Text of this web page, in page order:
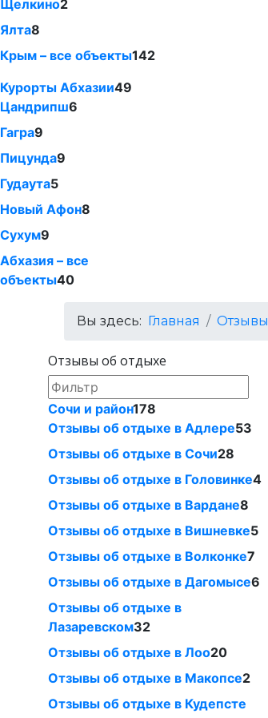
Щелкино2
Ялта8
Крым – все объекты142
Курорты Абхазии49
Цандрипш6
Гагра9
Пицунда9
Гудаута5
Новый Афон8
Сухум9
Абхазия – все
объекты40
Вы здесь: Главная Отзывы
Отзывы об отдыхе
Сочи и район178
Отзывы об отдыхе в Адлере53
Отзывы об отдыхе в Сочи28
Отзывы об отдыхе в Головинке4
Отзывы об отдыхе в Вардане8
Отзывы об отдыхе в Вишневке5
Отзывы об отдыхе в Волконке7
Отзывы об отдыхе в Дагомысе6
Отзывы об отдыхе в
Лазаревском32
Отзывы об отдыхе в Лоо20
Отзывы об отдыхе в Макопсе2
Отзывы об отдыхе в Кудепсте